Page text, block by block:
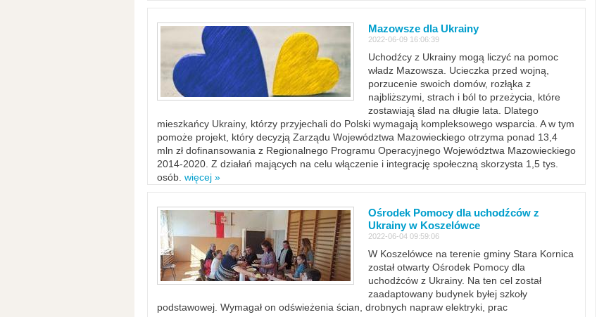
Mazowsze dla Ukrainy
2022-06-09 16:06:39
Uchodźcy z Ukrainy mogą liczyć na pomoc
władz Mazowsza. Ucieczka przed wojną,
porzucenie swoich domów, rozłąka z
najbliższymi, strach i ból to przeżycia, które
zostawiają ślad na długie lata. Dlatego
mieszkańcy Ukrainy, którzy przyjechali do Polski wymagają kompleksowego wsparcia. A w tym
pomoże projekt, który decyzją Zarządu Województwa Mazowieckiego otrzyma ponad 13,4
mln zł dofinansowania z Regionalnego Programu Operacyjnego Województwa Mazowieckiego
2014-2020. Z działań mających na celu włączenie i integrację społeczną skorzysta 1,5 tys.
osób. więcej »
Ośrodek Pomocy dla uchodźców z
Ukrainy w Koszelówce
2022-06-04 09:59:06
W Koszelówce na terenie gminy Stara Kornica
został otwarty Ośrodek Pomocy dla
uchodźców z Ukrainy. Na ten cel został
zaadaptowany budynek byłej szkoły
podstawowej. Wymagał on odświeżenia ścian, drobnych napraw elektryki, prac